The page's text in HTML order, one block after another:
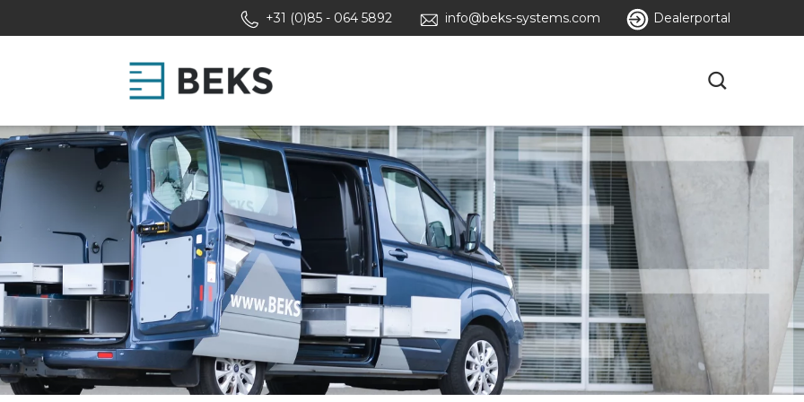
+31 (0)85 - 064 5892 info@beks-systems.com Dealerportal